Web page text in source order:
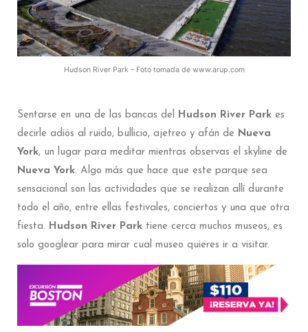
Hudson River Park – Foto tomada de www.arup.com
Sentarse en una de las bancas del Hudson River Park es
decirle adiós al ruido, bullicio, ajetreo y afán de Nueva
York, un lugar para meditar mientras observas el skyline de
Nueva York. Algo más que hace que este parque sea
sensacional son las actividades que se realizan allí durante
todo el año, entre ellas festivales, conciertos y una que otra
fiesta. Hudson River Park tiene cerca muchos museos, es
solo googlear para mirar cual museo quieres ir a visitar.